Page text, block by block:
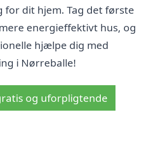
for dit hjem. Tag det første
energieffektivt hus, og
hjælpe dig med
i Nørreballe!
og uforpligtende